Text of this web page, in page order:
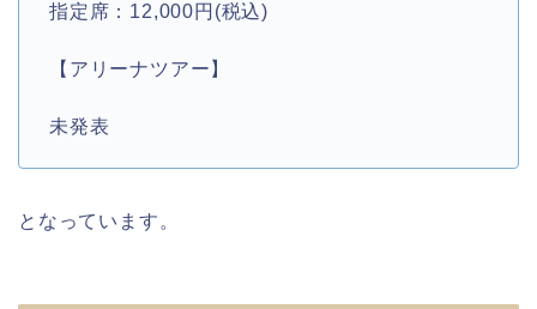
指定席：12,000円(税込)
【アリーナツアー】
未発表
となっています。